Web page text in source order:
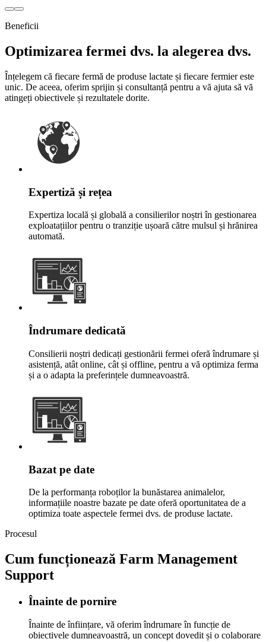
Beneficii
Optimizarea fermei dvs. la alegerea dvs.
Înțelegem că fiecare fermă de produse lactate și fiecare fermier este
unic. De aceea, oferim sprijin și consultanță pentru a vă ajuta să vă
atingeți obiectivele și rezultatele dorite.
Expertiză și rețea
Expertiza locală și globală a consilierilor noștri în gestionarea
exploatațiilor pentru o tranziție ușoară către mulsul și hrănirea
automată.
Îndrumare dedicată
Consilierii noștri dedicați gestionării fermei oferă îndrumare și
asistență, atât online, cât și offline, pentru a vă optimiza ferma
și a o adapta la preferințele dumneavoastră.
Bazat pe date
De la performanța roboților la bunăstarea animalelor,
informațiile noastre bazate pe date oferă oportunitatea de a
optimiza toate aspectele fermei dvs. de produse lactate.
Procesul
Cum funcționează Farm Management
Support
Înainte de pornire
Înainte de înființare, vă oferim îndrumare în funcție de
obiectivele dumneavoastră, un concept dovedit și o colaborare